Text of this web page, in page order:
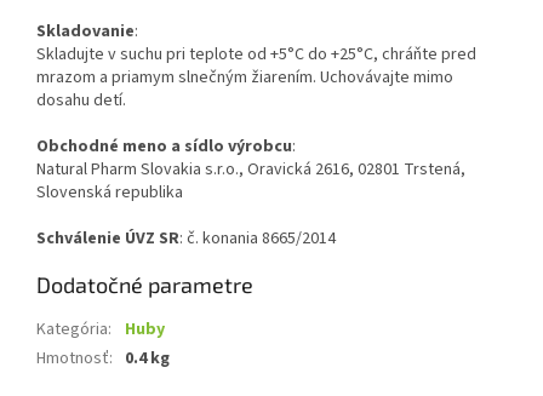
Skladovanie:
Skladujte v suchu pri teplote od +5°C do +25°C, chráňte pred
mrazom a priamym slnečným žiarením. Uchovávajte mimo
dosahu detí.
Obchodné meno a sídlo výrobcu:
Natural Pharm Slovakia s.r.o., Oravická 2616, 02801 Trstená,
Slovenská republika
Schválenie ÚVZ SR: č. konania 8665/2014
Dodatočné parametre
Kategória:
Huby
Hmotnosť: 0.4 kg